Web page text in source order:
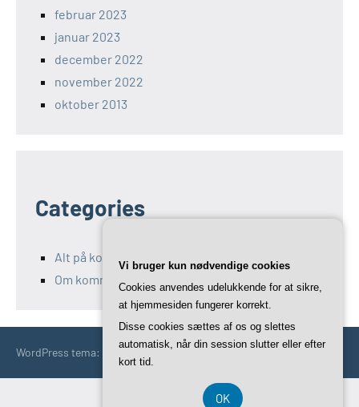
februar 2023
januar 2023
december 2022
november 2022
oktober 2013
Categories
Alt på kommunikation-11.dk
Om kommunikation og Marketing
WordPress tema: Occasio by ThemeZee.
Vi bruger kun nødvendige cookies
Cookies anvendes udelukkende for at sikre,
at hjemmesiden fungerer korrekt.
Disse cookies sættes af os og slettes
automatisk, når din session slutter eller efter
kort tid.
OK